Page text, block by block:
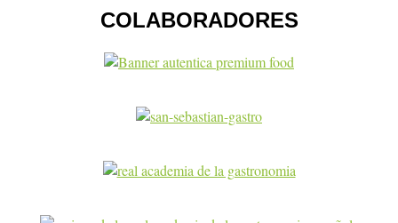
COLABORADORES